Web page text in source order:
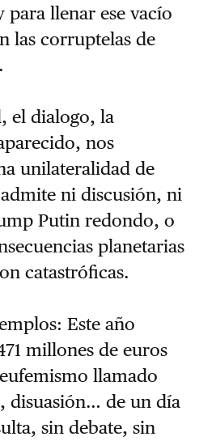
para llenar ese vacío
las corruptelas de
el dialogo, la
nos
unilateralidad de
ni discusión, ni
Putin redondo, o
planetarias
catastróficas.
Este año
millones de euros
llamado
disuasión… de un día
sin debate, sin